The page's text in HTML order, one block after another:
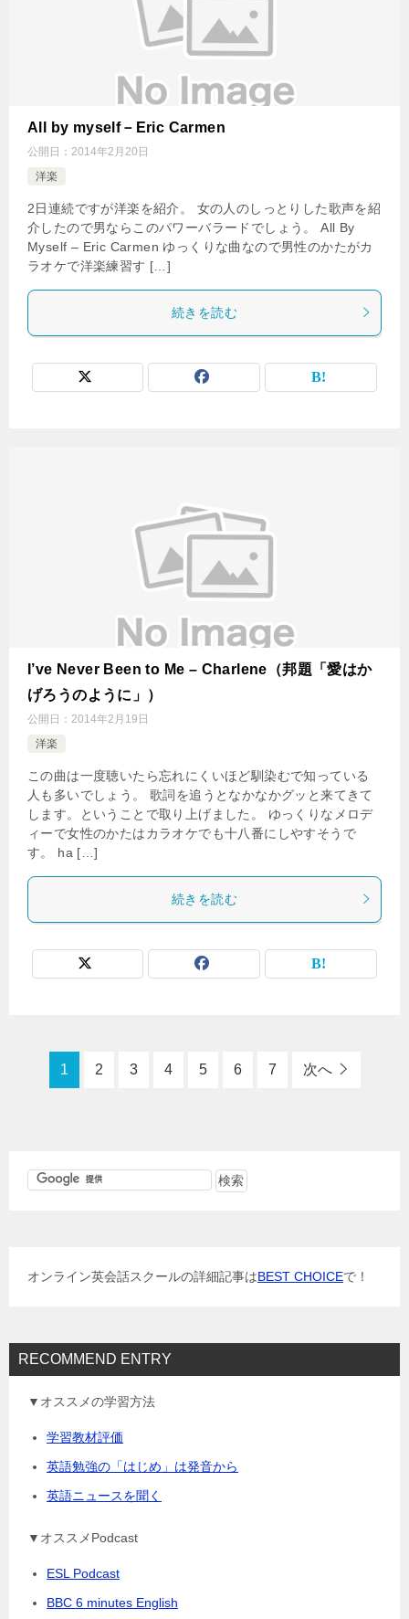
All by myself－Eric Carmen
公開日： 2014年2月20日
洋楽
2日連続ですが洋楽を紹介。 女の人のしっとりした歌声を紹
介したので男ならこのパワーバラードでしょう。 All By
Myself – Eric Carmen ゆっくりな曲なので男性のかたがカ
ラオケで洋楽練習す […]
続きを読む
I’ve Never Been to Me – Charlene（邦題「愛はか
げろうのように」）
公開日： 2014年2月19日
洋楽
この曲は一度聴いたら忘れにくいほど馴染むで知っている
人も多いでしょう。 歌詞を追うとなかなかグッと来てきて
します。ということで取り上げました。 ゆっくりなメロデ
ィーで女性のかたはカラオケでも十八番にしやすそうで
す。 ha […]
続きを読む
1 2 3 4 5 6 7 次へ
オンライン英会話スクールの詳細記事はBEST CHOICEで！
RECOMMEND ENTRY
▼オススメの学習方法
学習教材評価
英語勉強の「はじめ」は発音から
英語ニュースを聞く
▼オススメPodcast
ESL Podcast
BBC 6 minutes English